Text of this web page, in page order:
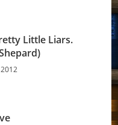
Little Liars.